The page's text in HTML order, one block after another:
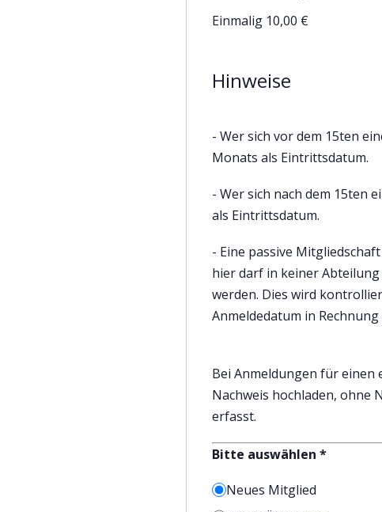
Einmalig 10,00 €
Hinweise
- Wer sich vor dem 15ten
Monats als Eintrittsdatum.
- Wer sich nach dem 15ten
als Eintrittsdatum.
- Eine passive
hier darf in keiner
werden. Dies wird
Anmeldedatum in
Bei Anmeldungen für
Nachweis hochladen, ohne
erfasst.
Bitte auswählen *
Neues Mitglied